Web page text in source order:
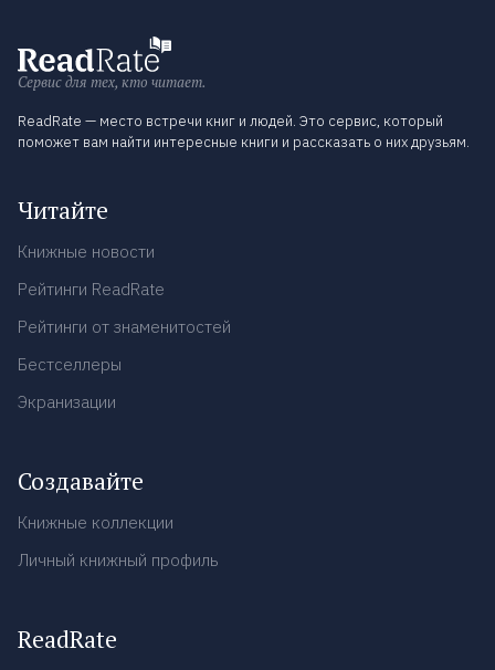
Сервис для тех, кто читает.
ReadRate — место встречи книг и людей. Это сервис, который
поможет вам найти интересные книги и рассказать о них друзьям.
Читайте
Книжные новости
Рейтинги ReadRate
Рейтинги от знаменитостей
Бестселлеры
Экранизации
Создавайте
Книжные коллекции
Личный книжный профиль
ReadRate